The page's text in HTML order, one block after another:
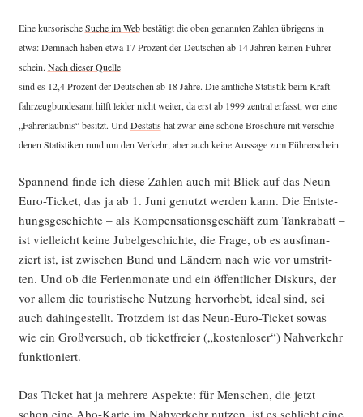
Eine kur­so­ri­scheSuche im Webbestä­tigt die oben genann­ten Zah­len übri­gens in
etwa: Dem­nach haben etwa 17 Pro­zent der Deut­schen ab 14 Jah­ren kei­nen Füh­rer­
schein. Nach die­ser Quel­le
sind es 12,4 Pro­zent der Deut­schen ab 18 Jah­re. Die amt­li­che Sta­tis­tik beim Kraft­
fahr­zeug­bun­des­amt hilft lei­der nicht wei­ter, da erst ab 1999 zen­tral erfasst, wer eine
„Fahr­erlaub­nis“ besitzt. UndDesta­tishat zwar eine schö­ne Bro­schü­re mit ver­schie­
de­nen Sta­tis­ti­ken rund um den Ver­kehr, aber auch kei­ne Aus­sa­ge zum Führerschein.
Span­nend fin­de ich die­se Zah­len auch mit Blick auf das Neun-
Euro-Ticket, das ja ab 1. Juni genutzt wer­den kann. Die Ent­ste­
hungs­ge­schich­te – als Kom­pen­sa­ti­ons­ge­schäft zum Tan­kra­batt –
ist viel­leicht kei­ne Jubel­ge­schich­te, die Fra­ge, ob es aus­fi­nan­
ziert ist, ist zwi­schen Bund und Län­dern nach wie vor umstrit­
ten. Und ob die Feri­en­mo­na­te und ein öffent­li­cher Dis­kurs, der
vor allem die tou­ris­ti­sche Nut­zung her­vor­hebt, ide­al sind, sei
auch dahin­ge­stellt. Trotz­dem ist das Neun-Euro-Ticket sowas
wie ein Groß­ver­such, ob ticket­frei­er („kos­ten­lo­ser“) Nah­ver­kehr
funktioniert.
Das Ticket hat ja meh­re­re Aspek­te: für Men­schen, die jetzt
schon eine Abo-Kar­te im Nah­ver­kehr nut­zen, ist es schlicht eine